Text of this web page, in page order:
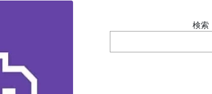
検索